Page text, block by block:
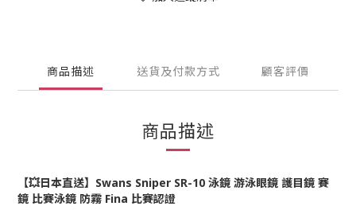
商品描述 送貨及付款方式 顧客評價
商品描述
【💥日本直送】Swans Sniper SR-10 泳鏡 游泳眼鏡 護目鏡 賽
鏡 比賽泳鏡 防霧 Fina 比賽認證